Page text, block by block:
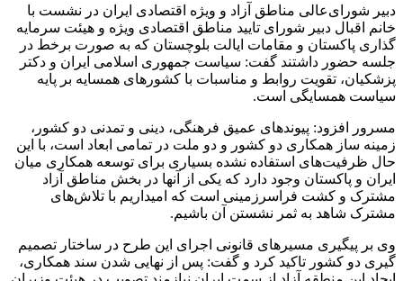
دبیر شورای‌عالی مناطق آزاد و ویژه اقتصادی ایران در نشست با
خانم اقبال دبیر شورای تایید مناطق اقتصادی ویژه و هیئت سرمایه
گذاری پاکستان و مقامات ایالت بلوچستان که به صورت برخط در
جلسه حضور داشتند گفت: سیاست جمهوری اسلامی ایران و دکتر
پزشکیان، تقویت روابط و مناسبات با کشورهای همسایه بر پایه
سیاست همسایگی است.
مسرور افزود: پیوندهای عمیق فرهنگی، دینی و تمدنی دو کشور،
زمینه ساز همکاری دو کشور و دو ملت در تمامی ابعاد است، با این
حال ظرفیت‌های استفاده نشده بسیاری برای توسعه همکاری میان
ایران و پاکستان وجود دارد که یکی از آنها در بخش مناطق آزاد
مشترک و کشت فراسرزمینی است که امیداریم با تلاش‌های
مشترک شاهد به ثمر نشستن آن باشیم.
وی بر پیگیری مسیرهای قانونی اجرای این طرح در ساختار تصمیم
گیری دو کشور تاکید کرد و گفت: پس از نهایی شدن سند همکاری،